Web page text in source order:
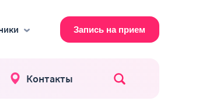
Запись на прием
Контакты